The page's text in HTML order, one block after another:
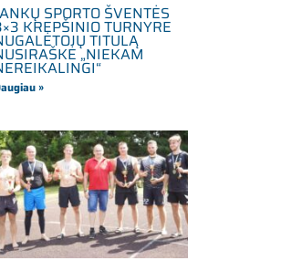
SPORTO ŠVENTĖS
KREPŠINIO TURNYRE
TITULĄ
„NIEKAM
»